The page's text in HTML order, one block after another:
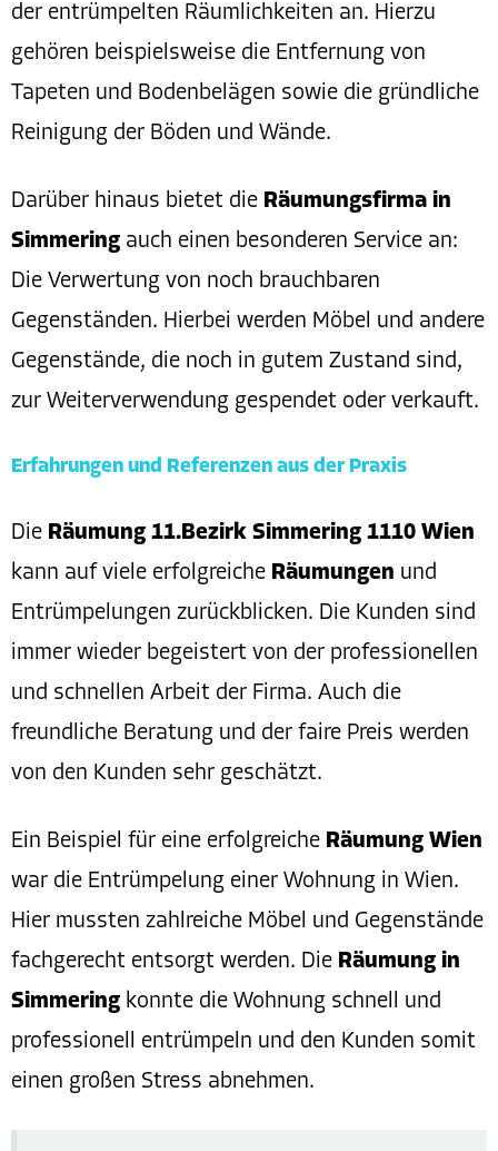
der entrümpelten Räumlichkeiten an. Hierzu
gehören beispielsweise die Entfernung von
Tapeten und Bodenbelägen sowie die gründliche
Reinigung der Böden und Wände.
Darüber hinaus bietet die Räumungsfirma in
Simmering auch einen besonderen Service an:
Die Verwertung von noch brauchbaren
Gegenständen. Hierbei werden Möbel und andere
Gegenstände, die noch in gutem Zustand sind,
zur Weiterverwendung gespendet oder verkauft.
Erfahrungen und Referenzen aus der Praxis
Die Räumung 11.Bezirk Simmering 1110 Wien
kann auf viele erfolgreiche Räumungen und
Entrümpelungen zurückblicken. Die Kunden sind
immer wieder begeistert von der professionellen
und schnellen Arbeit der Firma. Auch die
freundliche Beratung und der faire Preis werden
von den Kunden sehr geschätzt.
Ein Beispiel für eine erfolgreiche Räumung Wien
war die Entrümpelung einer Wohnung in Wien.
Hier mussten zahlreiche Möbel und Gegenstände
fachgerecht entsorgt werden. Die Räumung in
Simmering konnte die Wohnung schnell und
professionell entrümpeln und den Kunden somit
einen großen Stress abnehmen.